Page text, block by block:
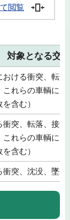
閲覧
対象となる交
おける衝突、転
これらの車輌に
含む）
衝突、転落、接
これらの車輌に
含む）
衝突、沈没、墜